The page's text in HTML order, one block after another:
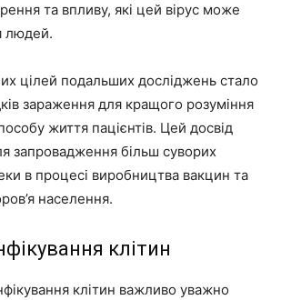
та впливу, які цей вірус може
людей.
цілей подальших досліджень стало
зараження для кращого розуміння
життя пацієнтів. Цей досвід
запровадження більш суворих
в процесі виробництва вакцин та
населення.
клітин
клітин важливо уважно